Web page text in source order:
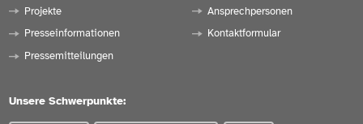
Projekte
Presseinformationen
Pressemitteilungen
Ansprechpersonen
Kontaktformular
Unsere Schwerpunkte: